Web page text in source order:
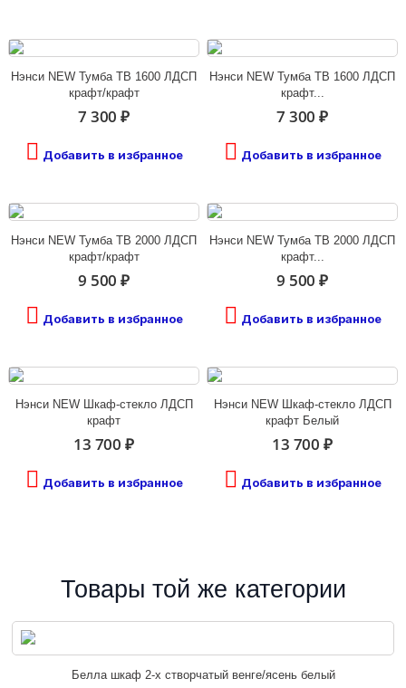
Нэнси NEW Тумба ТВ 1600 ЛДСП
крафт/крафт
7 300 ₽
Добавить в избранное
Нэнси NEW Тумба ТВ 1600 ЛДСП
крафт...
7 300 ₽
Добавить в избранное
Нэнси NEW Тумба ТВ 2000 ЛДСП
крафт/крафт
9 500 ₽
Добавить в избранное
Нэнси NEW Тумба ТВ 2000 ЛДСП
крафт...
9 500 ₽
Добавить в избранное
Нэнси NEW Шкаф-стекло ЛДСП
крафт
13 700 ₽
Добавить в избранное
Нэнси NEW Шкаф-стекло ЛДСП
крафт Белый
13 700 ₽
Добавить в избранное
Товары той же категории
Белла шкаф 2-х створчатый венге/ясень белый